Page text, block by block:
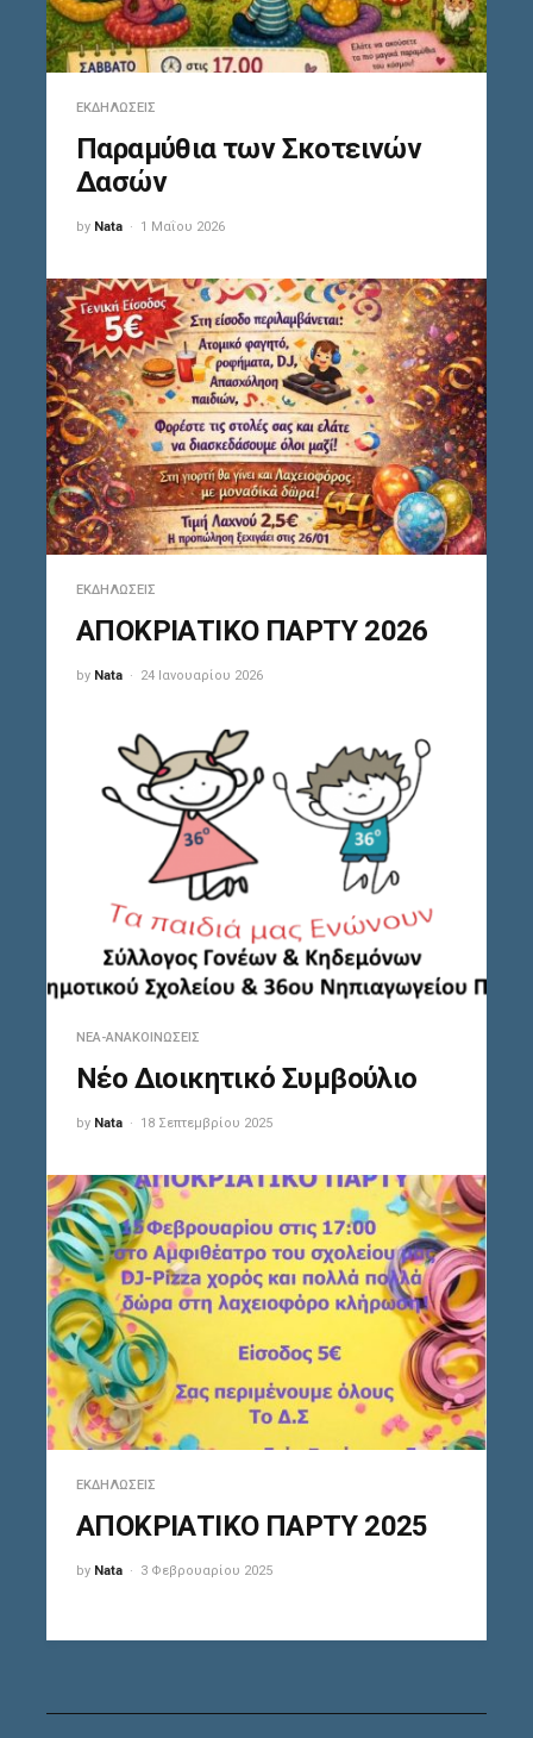
ΕΚΔΗΛΏΣΕΙΣ
Παραμύθια των Σκοτεινών
Δασών
by Nata 1 Μαΐου 2026
ΕΚΔΗΛΏΣΕΙΣ
ΑΠΟΚΡΙΑΤΙΚΟ ΠΑΡΤΥ 2026
by Nata 24 Ιανουαρίου 2026
ΝΈΑ-ΑΝΑΚΟΙΝΏΣΕΙΣ
Νέο Διοικητικό Συμβούλιο
by Nata 18 Σεπτεμβρίου 2025
ΕΚΔΗΛΏΣΕΙΣ
ΑΠΟΚΡΙΑΤΙΚΟ ΠΑΡΤΥ 2025
by Nata 3 Φεβρουαρίου 2025